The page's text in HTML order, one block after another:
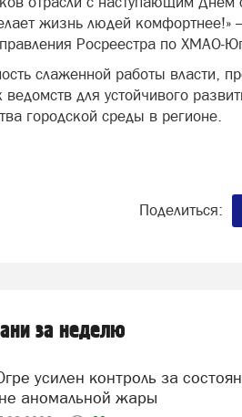
жизнь людей комфортнее!»
Росреестра по
слаженной работы власти,
для устойчивого
городской среды в регионе.
Поделиться:
за неделю
аномальной жары